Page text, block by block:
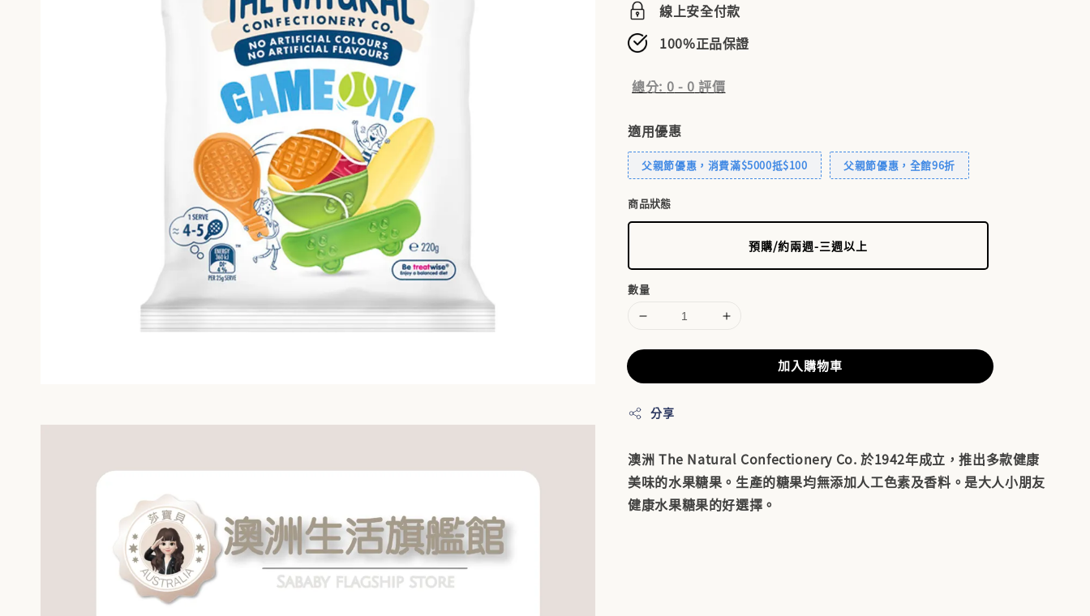
線上安全付款
100%正品保證
總分: 0 - 0 評價
適用優惠
父親節優惠，消費滿$5000抵$100 父親節優惠，全館96折
商品狀態
預購/約兩週-三週以上
數量
加入購物車
分享
澳洲 The Natural Confectionery Co. 於1942年成立，推出多款健康
美味的水果糖果。生產的糖果均無添加人工色素及香料。是大人小朋友
健康水果糖果的好選擇。